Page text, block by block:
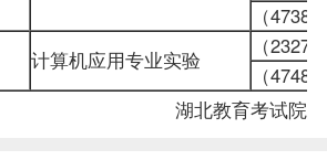
（
计算机应用专业实验
（
（
湖北教育考试院